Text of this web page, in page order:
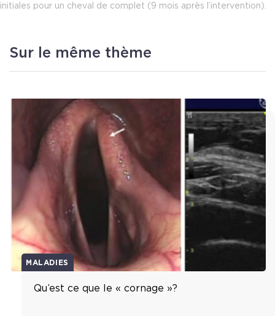
initiales pour un cheval de complet (9 mois après l’intervention).
Sur le même thème
MALADIES
Qu’est ce que le « cornage »?